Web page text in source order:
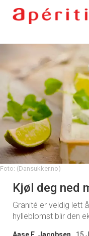
Foto: (Dansukker.no)
Kjøl deg ned
Granité er veldig lett
hylleblomst blir den